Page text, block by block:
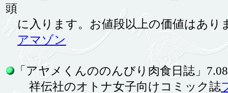
頭
に入ります。お値段以上の価値はあり
アマゾン
「アヤメくんののんびり肉食日誌」
祥伝社のオトナ女子向けコミック誌